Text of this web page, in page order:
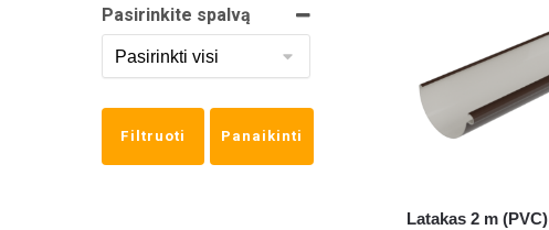
Latakas 2 m (PVC)
Pasirinkite spalvą
Filtruoti Panaikinti